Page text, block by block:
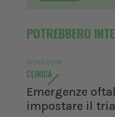
POTREBBERO
07/08/2026
CLINICA
Emergenze
impostare il